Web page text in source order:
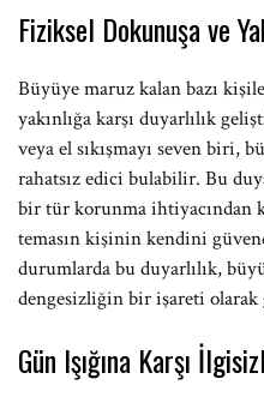
Fiziksel Dokunuşa ve
Büyüye maruz kalan bazı
yakınlığa karşı duyarlılık
veya el sıkışmayı seven biri,
rahatsız edici bulabilir. Bu
bir tür korunma ihtiyacından
temasın kişinin kendini
durumlarda bu duyarlılık,
dengesizliğin bir işareti
Gün Işığına Karşı